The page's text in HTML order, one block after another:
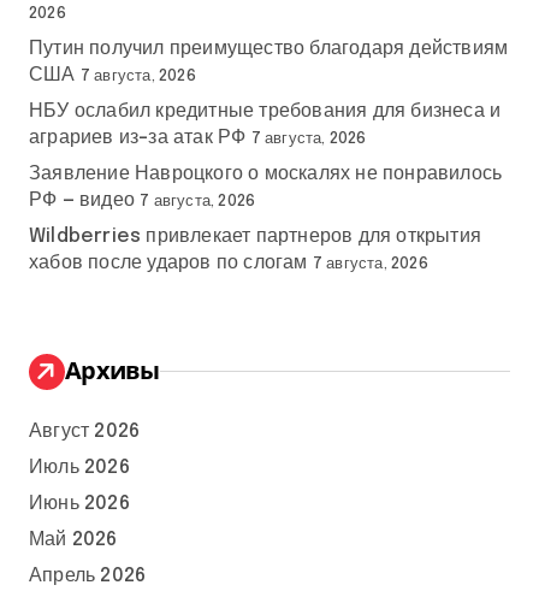
2026
Путин получил преимущество благодаря действиям
США 7 августа, 2026
НБУ ослабил кредитные требования для бизнеса и
аграриев из-за атак РФ 7 августа, 2026
Заявление Навроцкого о москалях не понравилось
РФ — видео 7 августа, 2026
Wildberries привлекает партнеров для открытия
хабов после ударов по слогам 7 августа, 2026
Архивы
Август 2026
Июль 2026
Июнь 2026
Май 2026
Апрель 2026